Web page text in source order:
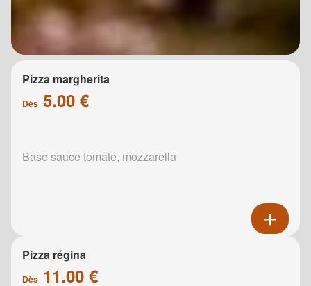
Pizza margherita
Dès 5.00 €
Base sauce tomate, mozzarella
Pizza régina
Dès 11.00 €